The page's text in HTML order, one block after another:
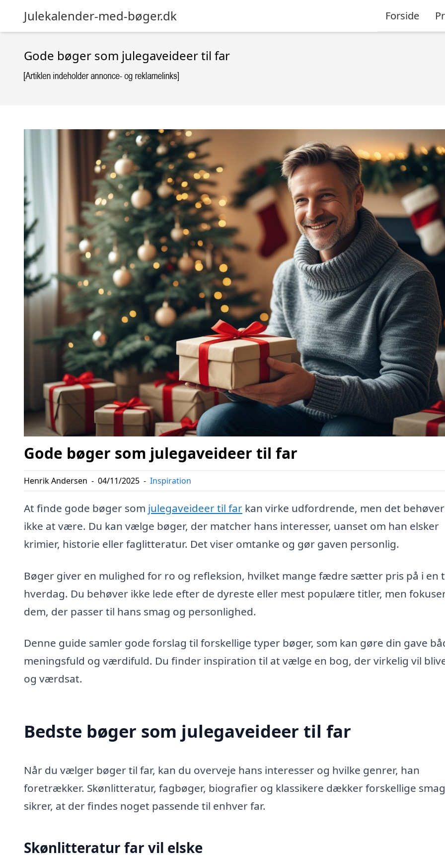
Julekalender-med-bøger.dk Forside
Gode bøger som julegaveideer til far
Gode bøger som julegaveideer til far
Henrik Andersen - 04/11/2025 - Inspiration
At finde gode bøger som julegaveideer til far kan virke udfordrende, men det
ikke at være. Du kan vælge bøger, der matcher hans interesser, uanset om han elsker
krimier, historie eller faglitteratur. Det viser omtanke og gør gaven personlig.
Bøger giver en mulighed for ro og refleksion, hvilket mange fædre sætter pris på i en
hverdag. Du behøver ikke lede efter de dyreste eller mest populære titler, men
dem, der passer til hans smag og personlighed.
Denne guide samler gode forslag til forskellige typer bøger, som kan gøre din gave
meningsfuld og værdifuld. Du finder inspiration til at vælge en bog, der virkelig vil
og værdsat.
Bedste bøger som julegaveideer til far
Når du vælger bøger til far, kan du overveje hans interesser og hvilke genrer, han
foretrækker. Skønlitteratur, fagbøger, biografier og klassikere dækker forskellige
sikrer, at der findes noget passende til enhver far.
Skønlitteratur far vil elske